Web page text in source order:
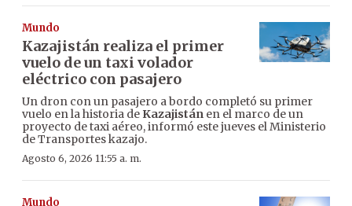
Mundo
Kazajistán realiza el primer
vuelo de un taxi volador
eléctrico con pasajero
Un dron con un pasajero a bordo completó su primer
vuelo en la historia de Kazajistán en el marco de un
proyecto de taxi aéreo, informó este jueves el Ministerio
de Transportes kazajo.
Agosto 6, 2026 11:55 a. m.
Mundo